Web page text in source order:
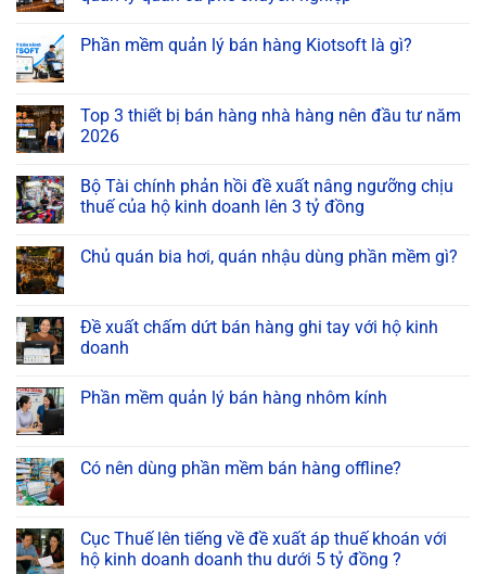
Phần mềm quản lý bán hàng Kiotsoft là gì?
Top 3 thiết bị bán hàng nhà hàng nên đầu tư năm
2026
Bộ Tài chính phản hồi đề xuất nâng ngưỡng chịu
thuế của hộ kinh doanh lên 3 tỷ đồng
Chủ quán bia hơi, quán nhậu dùng phần mềm gì?
Đề xuất chấm dứt bán hàng ghi tay với hộ kinh
doanh
Phần mềm quản lý bán hàng nhôm kính
Có nên dùng phần mềm bán hàng offline?
Cục Thuế lên tiếng về đề xuất áp thuế khoán với
hộ kinh doanh doanh thu dưới 5 tỷ đồng ?